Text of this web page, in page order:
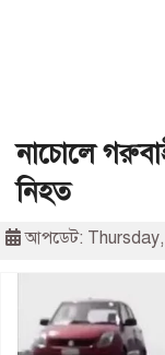
নাচোলে
নিহত
আপডেট: